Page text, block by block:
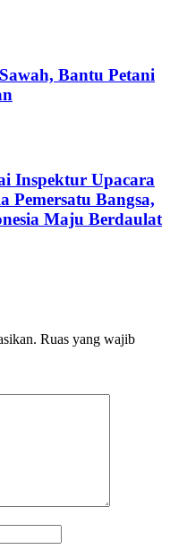
Bantu Petani
Inspektur Upacara
Pemersatu Bangsa,
Maju Berdaulat
Ruas yang wajib